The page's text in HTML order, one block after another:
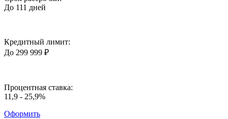
До 111 дней
Кредитный лимит:
До 299 999 ₽
Процентная ставка:
11,9 - 25,9%
Оформить